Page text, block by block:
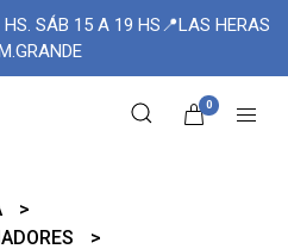
SÁB 15 A 19 HS📍LAS HERAS
0